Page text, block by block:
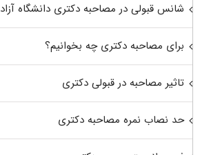
شانس قبولی در مصاحبه دکتری دانشگاه آزاد
برای مصاحبه دکتری چه بخوانیم؟
تاثیر مصاحبه در قبولی دکتری
حد نصاب نمره مصاحبه دکتری